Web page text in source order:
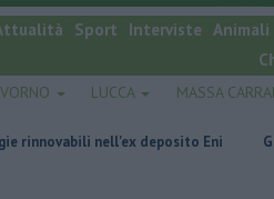
Sport Interviste Animali
LUCCA MASSA
deposito Eni Giornalismo in